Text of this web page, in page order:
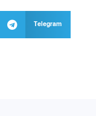
Telegram